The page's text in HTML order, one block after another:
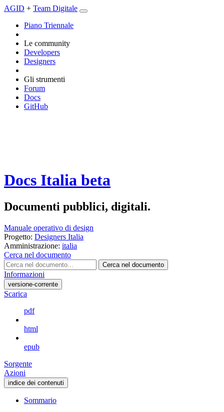
AGID + Team Digitale
Piano Triennale
Le community
Developers
Designers
Gli strumenti
Forum
Docs
GitHub
Docs Italia beta
Documenti pubblici, digitali.
Manuale operativo di design
Progetto: Designers Italia
Amministrazione: italia
Cerca nel documento
Cerca nel documento
Informazioni
versione-corrente
Scarica
pdf
html
epub
Sorgente
Azioni
indice dei contenuti
Sommario